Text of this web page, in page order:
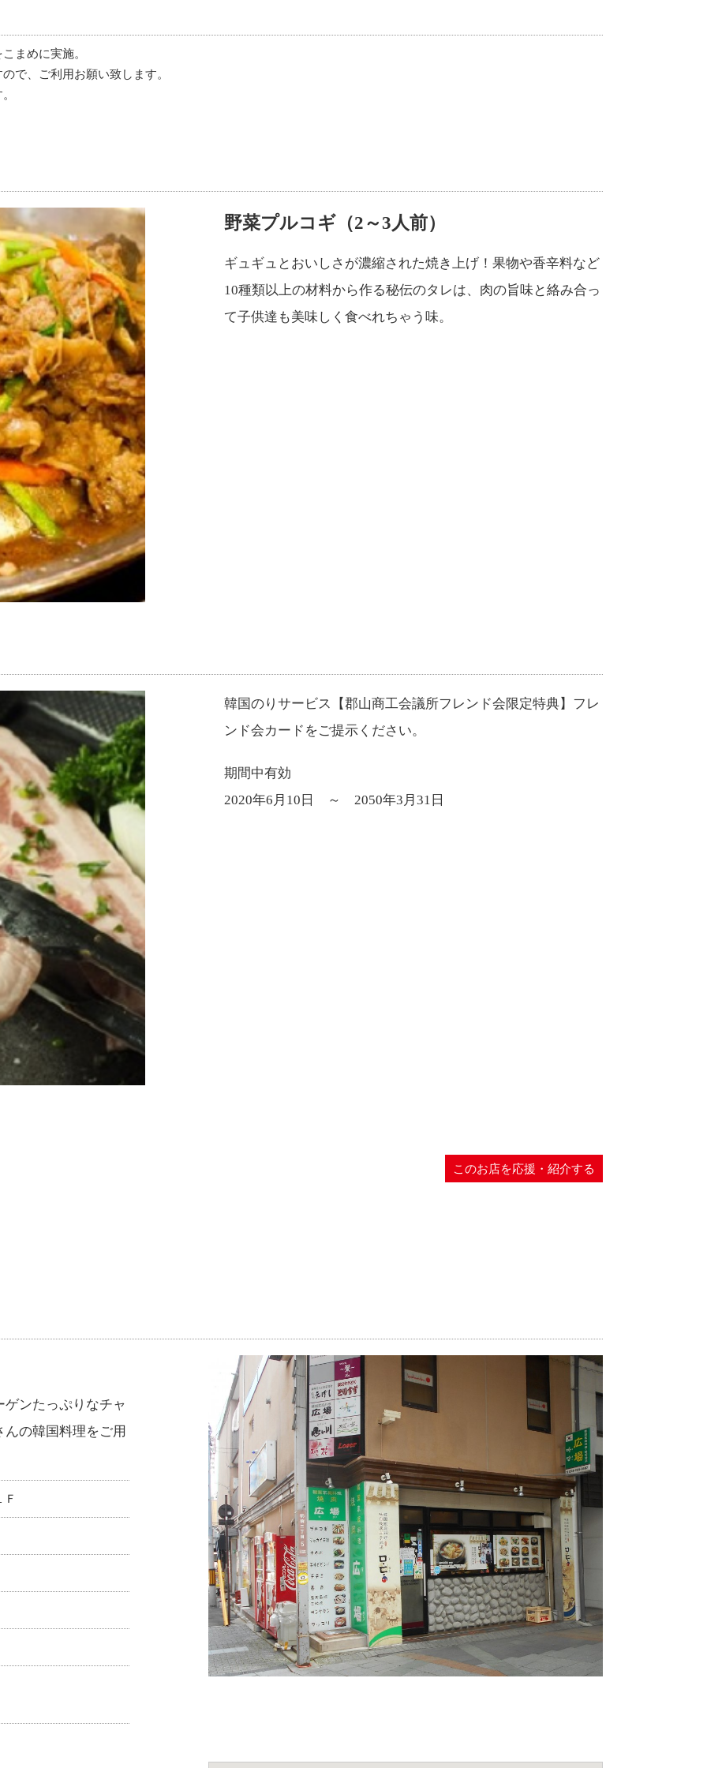
まめに実施。
で、ご利用お願い致します。
野菜プルコギ（2～3人前）
ギュギュとおいしさが濃縮された焼き上げ！果物や香辛料など
10種類以上の材料から作る秘伝のタレは、肉の旨味と絡み合っ
て子供達も美味しく食べれちゃう味。
韓国のりサービス【郡山商工会議所フレンド会限定特典】フレ
ンド会カードをご提示ください。
期間中有効
2020年6月10日 ～ 2050年3月31日
このお店を応援・紹介する
ンたっぷりなチャ
の韓国料理をご用